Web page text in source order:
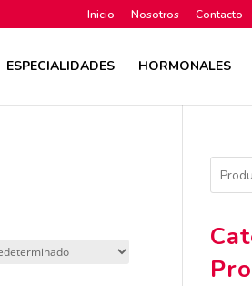
Inicio Nosotros Contacto
ESPECIALIDADES HORMONALES